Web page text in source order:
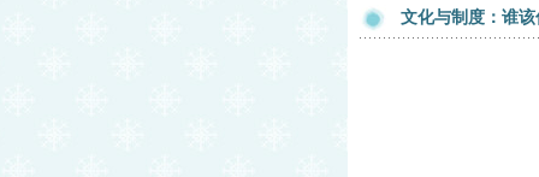
文化与制度：谁